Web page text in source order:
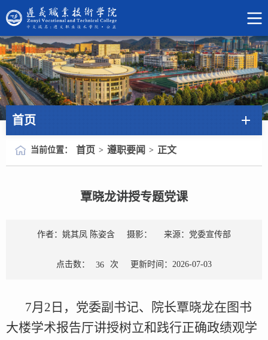
首页
当前位置： 首页 > 遵职要闻 > 正文
覃晓龙讲授专题党课
作者：姚其凤 陈姿含 摄影： 来源：党委宣传部
点击数： 36 次 更新时间：2026-07-03
7月2日，党委副书记、院长覃晓龙在图书
大楼学术报告厅讲授树立和践行正确政绩观学